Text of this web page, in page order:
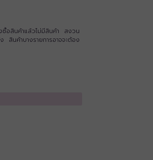
อสินค้าแล้วไม่มีสินค้า สงวน
สินค้าบางรายการอาจจะต้อง